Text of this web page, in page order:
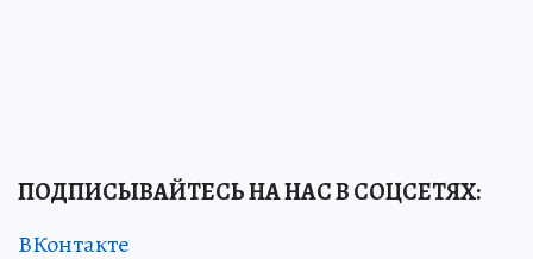
ПОДПИСЫВАЙТЕСЬ НА НАС В СОЦСЕТЯХ:
ВКонтакте